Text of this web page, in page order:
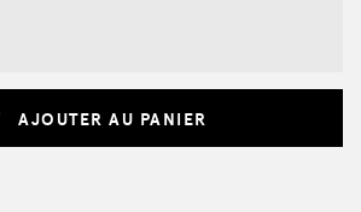
AJOUTER AU PANIER